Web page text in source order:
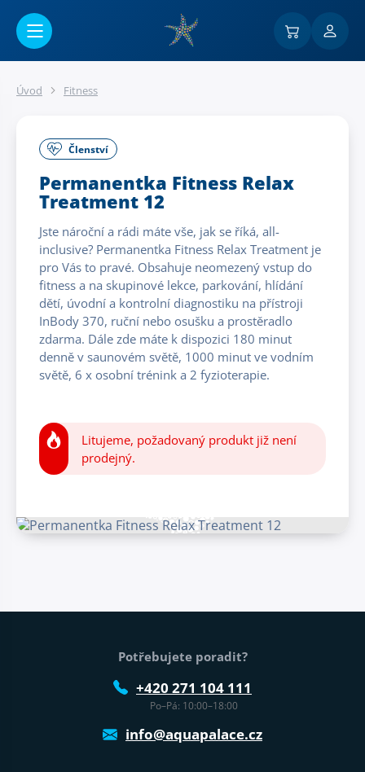
Úvod Fitness
Členství
Permanentka Fitness Relax
Treatment 12
Jste nároční a rádi máte vše, jak se říká, all-
inclusive? Permanentka Fitness Relax Treatment je
pro Vás to pravé. Obsahuje neomezený vstup do
fitness a na skupinové lekce, parkování, hlídání
dětí, úvodní a kontrolní diagnostiku na přístroji
InBody 370, ruční nebo osušku a prostěradlo
zdarma. Dále zde máte k dispozici 180 minut
denně v saunovém světě, 1000 minut ve vodním
světě, 6 x osobní trénink a 2 fyzioterapie.
Litujeme, požadovaný produkt již není
prodejný.
Patička webu
Potřebujete poradit?
+420 271 104 111
Po–Pá: 10:00–18:00
info@aquapalace.cz